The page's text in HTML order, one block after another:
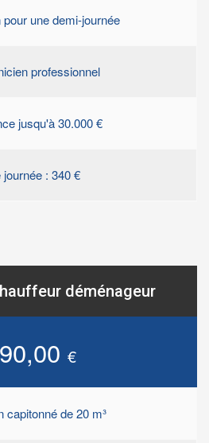
une demi-journée
professionnel
jusqu'à 30.000 €
journée : 340 €
déménageur
€
capitonné de 20 m³